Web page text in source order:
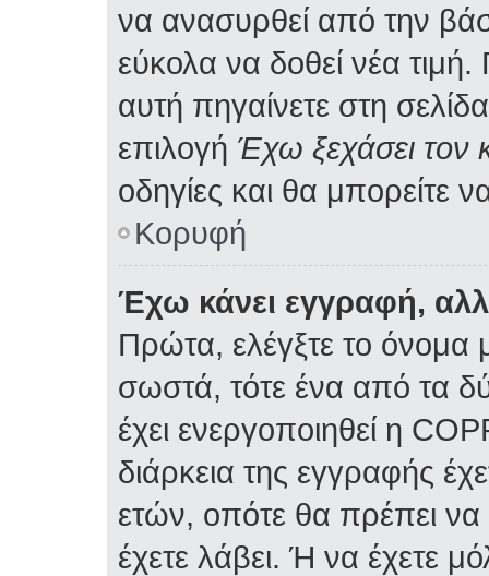
να ανασυρθεί από την
εύκολα να δοθεί νέα τιμή.
αυτή πηγαίνετε στη
επιλογή Έχω ξεχάσει τον
οδηγίες και θα μπορείτε
Κορυφή
Έχω κάνει εγγραφή,
Πρώτα, ελέγξτε το όνομα
σωστά, τότε ένα από τα
έχει ενεργοποιηθεί η
διάρκεια της εγγραφής
ετών, οπότε θα πρέπει να
έχετε λάβει. Ή να έχετε